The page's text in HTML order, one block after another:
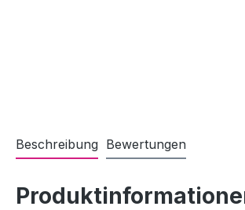
Beschreibung Bewertungen